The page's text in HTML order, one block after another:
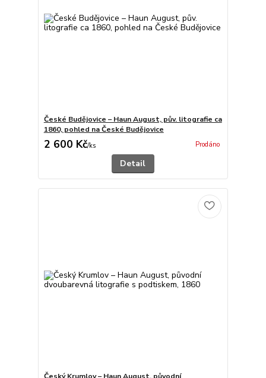
České Budějovice – Haun August, pův. litografie ca
1860, pohled na České Budějovice
2 600 Kč/ks Prodáno
Detail